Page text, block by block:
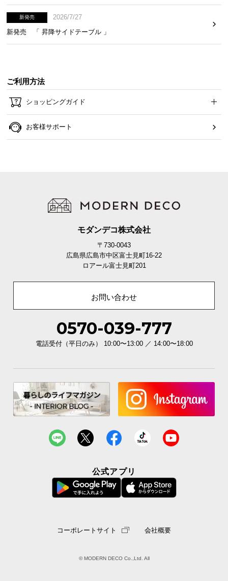
新発売
2026/7/27
新発売 「 昇降サイドテーブル 」
ご利用方法
ショッピングガイド
お客様サポート
モダンデコ株式会社
〒730-0043
広島県広島市中区富士見町16-22
ロアール富士見町201
お問い合わせ
0570-039-777
電話受付（平日のみ） 10:00〜13:00 ／ 14:00〜18:00
公式アプリ
コーポレートサイト 会社概要
© MODERN DECO Co.,Ltd. All